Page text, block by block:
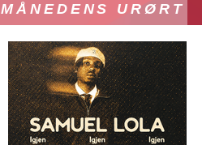
MÅNEDENS URØRT